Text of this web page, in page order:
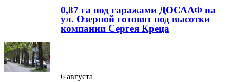
0,87 га под гаражами ДОСААФ на
ул. Озерной готовят под высотки
компании Сергея Креца
6 августа